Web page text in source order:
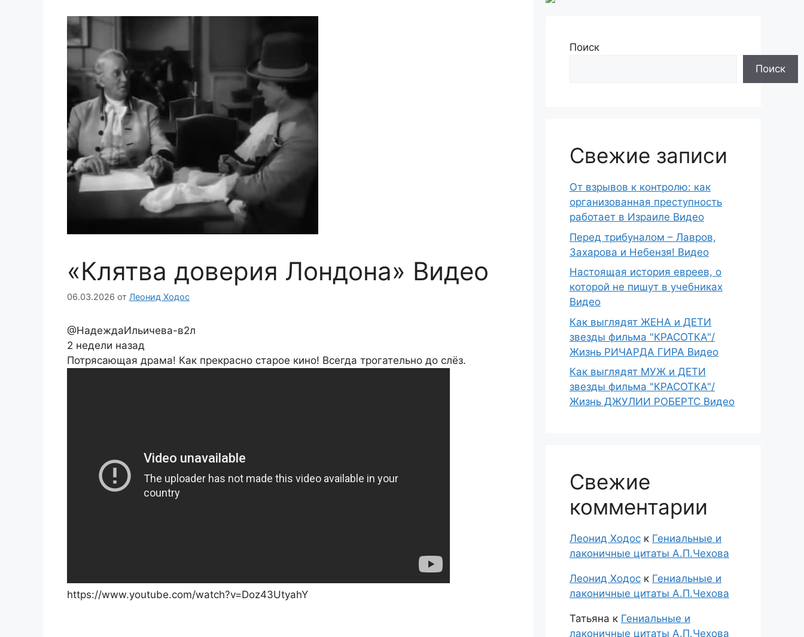
«Клятва доверия Лондона» Видео
06.03.2026 от Леонид Ходос
@НадеждаИльичева-в2л
2 недели назад
Потрясающая драма! Как прекрасно старое кино! Всегда трогательно до слёз.
https://www.youtube.com/watch?v=Doz43UtyahY
Поиск
Поиск
Свежие записи
От взрывов к контролю: как
организованная преступность
работает в Израиле Видео
Перед трибуналом – Лавров,
Захарова и Небензя! Видео
Настоящая история евреев, о
которой не пишут в учебниках
Видео
Как выглядят ЖЕНА и ДЕТИ
звезды фильма "КРАСОТКА"/
Жизнь РИЧАРДА ГИРА Видео
Как выглядят МУЖ и ДЕТИ
звезды фильма "КРАСОТКА"/
Жизнь ДЖУЛИИ РОБЕРТС Видео
Свежие
комментарии
Леонид Ходос к Гениальные и
лаконичные цитаты А.П.Чехова
Леонид Ходос к Гениальные и
лаконичные цитаты А.П.Чехова
Татьяна к Гениальные и
лаконичные цитаты А.П.Чехова